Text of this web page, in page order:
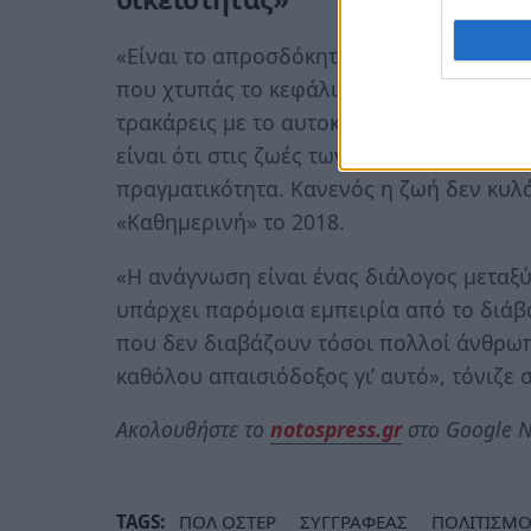
«Είναι το απροσδόκητο που συμβαίνει
που χτυπάς το κεφάλι σου στην πόρτα,
τρακάρεις με το αυτοκίνητο. Αυτό που
είναι ότι στις ζωές των ανθρώπων
πραγματικότητα. Κανενός η ζωή δεν
«Καθημερινή» το 2018.
«Η ανάγνωση είναι ένας διάλογος
υπάρχει παρόμοια εμπειρία από το
που δεν διαβάζουν τόσοι πολλοί
καθόλου απαισιόδοξος γι’ αυτό», τόνιζε
Ακολουθήστε το notospress.grστο Google
TAGS: ΠΟΛ ΟΣΤΕΡ ΣΥΓΓΡΑΦΕΑΣ